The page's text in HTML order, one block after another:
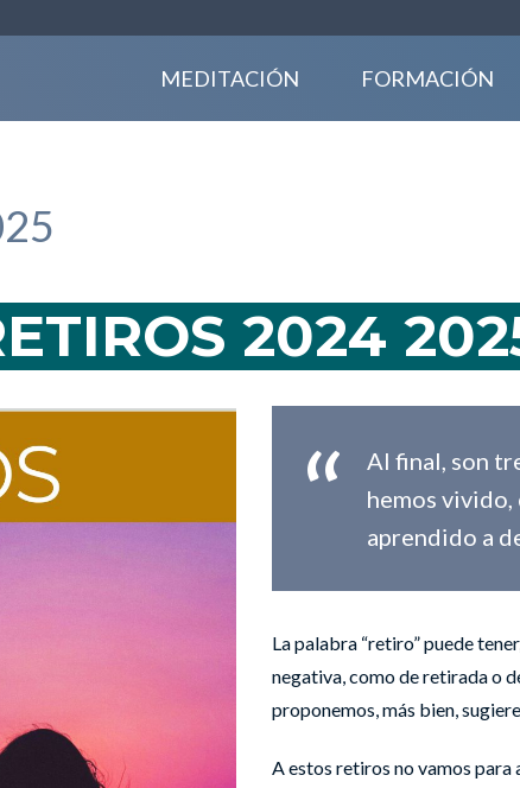
MEDITACIÓN FORMACIÓN
2024
Al final, son
hemos vivido,
aprendido a
La palabra “retiro” puede
negativa, como de retirada o
proponemos, más bien,
A estos retiros no vamos para